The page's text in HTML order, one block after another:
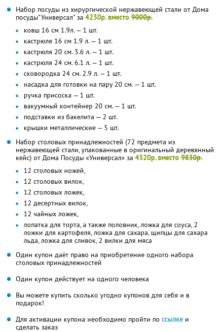
Набор посуды из хирургической нержавеющей стали от Дома
посуды"Универсал" за 4230р. вместо 9000р.
ковш 16 см 1.9л. — 1 шт.
кастрюля 16 см 1.9 л. — 1 шт.
кастрюля 20 см. 3.6 л. — 1 шт.
кастрюля 24 см. 6.1 л. — 1 шт.
сковородка 24 см. 2.9 л. — 1 шт.
насадка для готовки на пару 20 см. — 1 шт.
ручка присоска — 1 шт.
вакуумный контейнер 20 см. — 1 шт.
подставки из бакелита — 2 шт.
крышки металлические — 5 шт.
Набор столовых принадлежностей (72 предмета из
нержавеющей стали, упакованные в оригинальный деревянный
кейс) от Дома Посуды «Универсал» за 4520р. вместо 9830р.
12 столовых ножей,
12 столовых вилок,
12 столовых ложек,
12 десертных вилок,
12 чайных ложек,
лопатка для торта, а также половник, ложка для соуса, 2
ложки для картофеля, ложка для сахара, щипцы для сахара
льда, ложка для сливок, 2 вилки для мяса
Один купон даёт право на приобретение одного набора
столовых принадлежностей
Один купон действует на одного человека
Вы можете купить сколько угодно купонов для себя и в
подарок!
Для активации купона необходимо пройти по ссылке и
сделать заказ